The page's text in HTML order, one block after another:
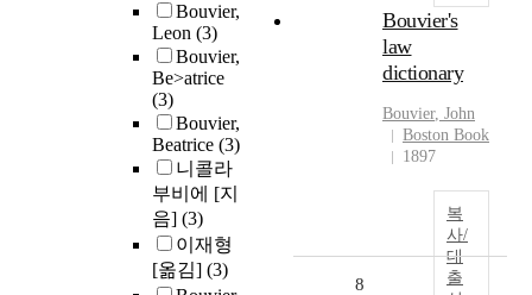
Bouvier,
Leon (3)
Bouvier,
Be>atrice
(3)
Bouvier,
Beatrice (3)
니콜라
부비에 [지
음] (3)
이재형
[옮김] (3)
Bouvier's
law
dictionary
Bouvier, John
Boston Book
1897
복
사/
대
출
8